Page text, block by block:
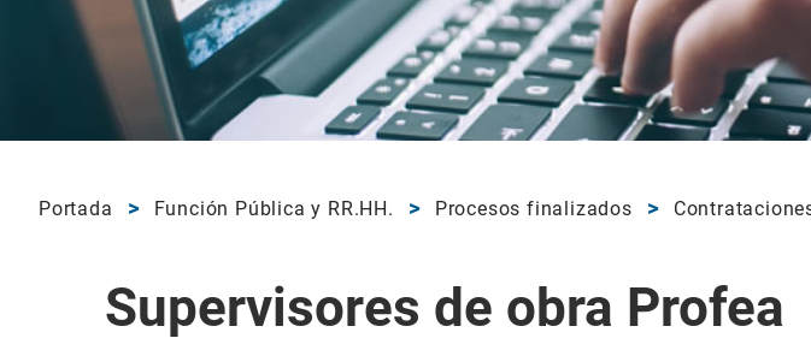
Portada Función Pública y RR.HH. Procesos finalizados
Supervisores de obra Profea